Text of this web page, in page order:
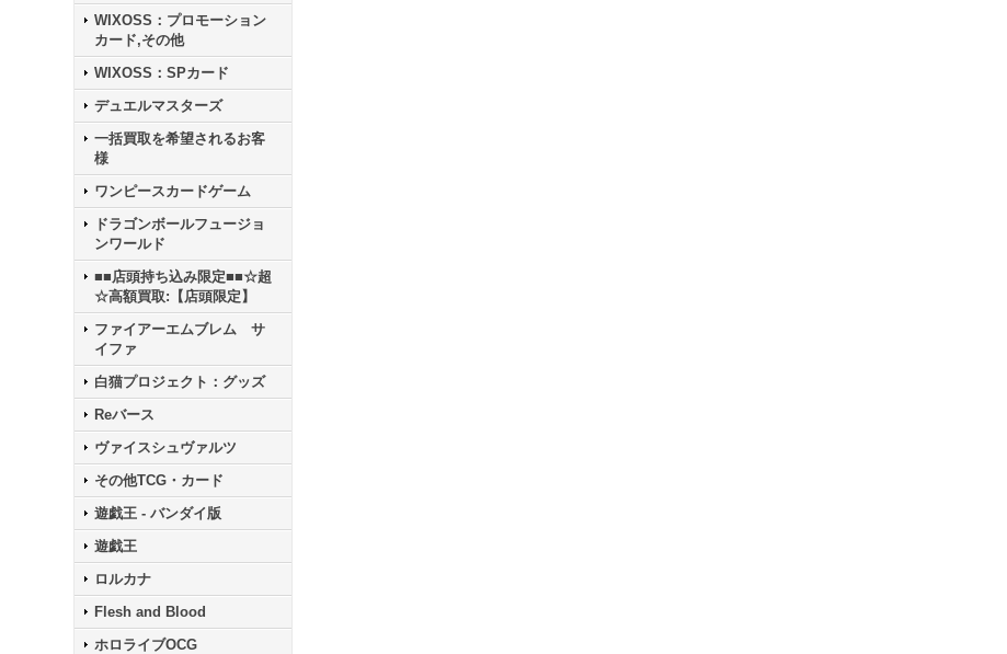
WIXOSS：プロモーション
カード,その他
WIXOSS：SPカード
デュエルマスターズ
一括買取を希望されるお客
様
ワンピースカードゲーム
ドラゴンボールフュージョ
ンワールド
■■店頭持ち込み限定■■☆超
☆高額買取:【店頭限定】
ファイアーエムブレム サ
イファ
白猫プロジェクト：グッズ
Reバース
ヴァイスシュヴァルツ
その他TCG・カード
遊戯王 - バンダイ版
遊戯王
ロルカナ
Flesh and Blood
ホロライブOCG